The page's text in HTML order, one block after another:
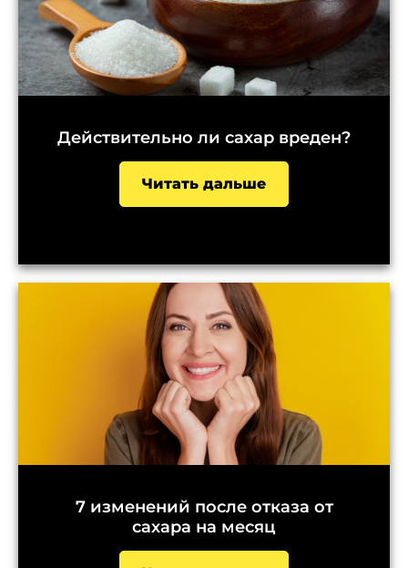
Действительно ли сахар вреден?
Читать дальше
7 изменений после отказа от
сахара на месяц